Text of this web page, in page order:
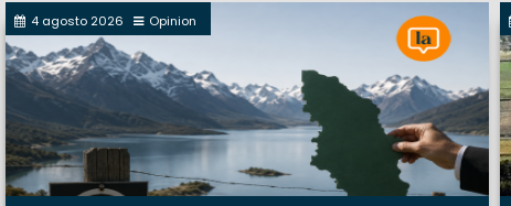
4 agosto 2026 Opinion